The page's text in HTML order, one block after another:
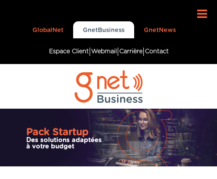
GlobalNet GnetBusiness GnetNews
Espace Client Webmail Carrière Contact
Pack Startup
Des solutions adaptées
à votre budget